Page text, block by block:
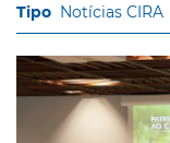
Notícias CIRA